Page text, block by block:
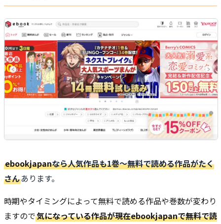
ebookjapanなら人気作品も1巻〜無料で読める作品がたく
さんあります。
時期やタイミングによって無料で読める作品や巻数が変わり
ますので気になっている作品が現在ebookjapanで無料で読